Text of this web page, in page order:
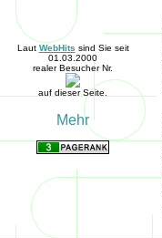
Laut WebHits sind Sie seit
01.03.2000
realer Besucher Nr.
auf dieser Seite.